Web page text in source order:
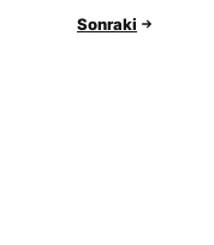
Sonraki